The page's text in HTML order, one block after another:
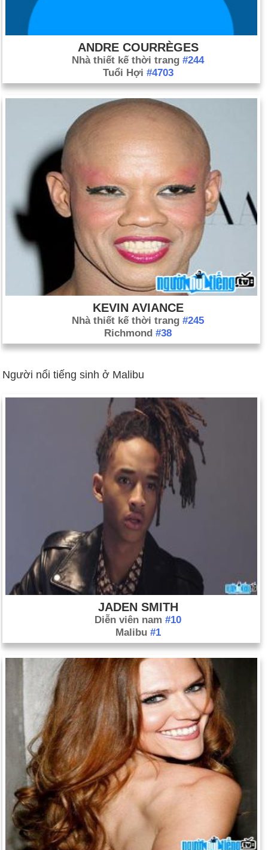
ANDRE COURRÈGES
Nhà thiết kế thời trang #244
Tuổi Hợi #4703
KEVIN AVIANCE
Nhà thiết kế thời trang #245
Richmond #38
Người nổi tiếng sinh ở Malibu
JADEN SMITH
Diễn viên nam #10
Malibu #1